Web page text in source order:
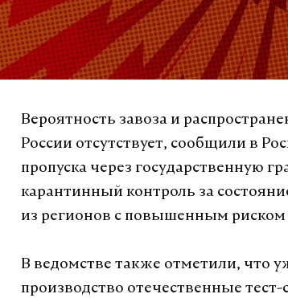
Вероятность завоза и
России отсутствует, сообщили в
пропуска через государственную
карантинный контроль за
из регионов с повышенным риском
В ведомстве также отметили, что
производство отечественные